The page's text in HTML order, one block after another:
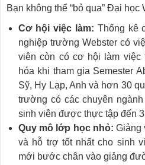
Bạn không thể “bỏ qua” Đại
Cơ hội việc làm: Thống kê
nghiệp trường Webster có
viên còn có cơ hội làm việc
hóa khi tham gia Semester
Sỹ, Hy Lạp, Anh và hơn 30
trường có các chuyên
sinh viên được thực tập đến 3
Quy mô lớp học nhỏ: Giảng
và hỗ trợ tốt nhất cho sinh
mới bước chân vào giảng